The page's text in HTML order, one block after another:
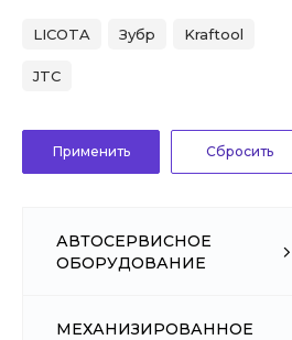
LICOTA Зубр Kraftool
JTC
АВТОСЕРВИСНОЕ
ОБОРУДОВАНИЕ
МЕХАНИЗИРОВАННОЕ